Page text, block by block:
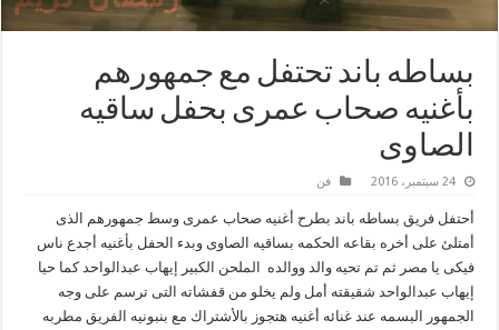
بساطه باند تحتفل مع جمهورهم
بأغنيه صحاب عمرى بحفل ساقيه
الصاوى
24 سبتمبر، 2016 فن
أحتفل فريق بساطه باند بطرح أغنيه صحاب عمرى وسط جمهورهم الذى
أمتلئ على أخره بقاعه الحكمه بساقيه الصاوى وبدء الحفل بأغنيه أجدع ناس
فيكى يا مصر ثم تم تحيه والد ووالده الملحن الكبير إيهاب عبدالواحد كما حيا
إيهاب عبدالواحد شقيقته أمل ولم يخلو من قفشاته التى ترسم على وجه
الجمهور البسمه عند غنائه أغنيه هتجوز بالأشتراك مع بنبونيه الفريق مطربه